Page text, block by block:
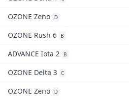
OZONE Zeno D
OZONE Rush 6 B
ADVANCE Iota 2 B
OZONE Delta 3 C
OZONE Zeno D